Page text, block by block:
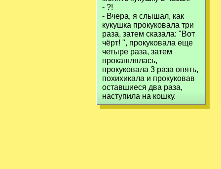
- ?!
- Вчера, я слышал, как
кукушка прокуковала три
раза, затем сказала: "Вот
чёрт! ", прокуковала еще
четыре раза, затем
прокашлялась,
прокуковала 3 раза опять,
похихикала и прокуковав
оставшиеся два раза,
наступила на кошку.